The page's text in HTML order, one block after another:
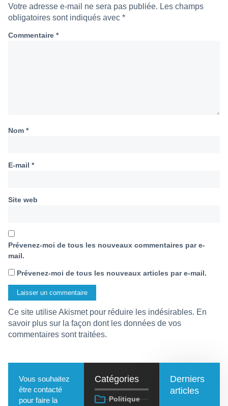
Votre adresse e-mail ne sera pas publiée. Les champs
obligatoires sont indiqués avec *
Commentaire *
Nom *
E-mail *
Site web
Prévenez-moi de tous les nouveaux commentaires par e-
mail.
Prévenez-moi de tous les nouveaux articles par e-mail.
Ce site utilise Akismet pour réduire les indésirables. En
savoir plus sur la façon dont les données de vos
commentaires sont traitées.
Vous souhaitez
être contacté
pour faire la
Catégories
Politique
Derniers
articles